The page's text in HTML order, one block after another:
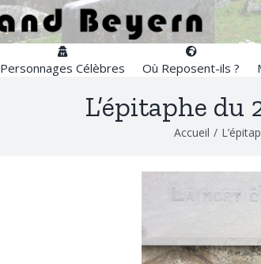
Personnages Célèbres Où Reposent-ils ?
L’épitaphe du
Accueil /